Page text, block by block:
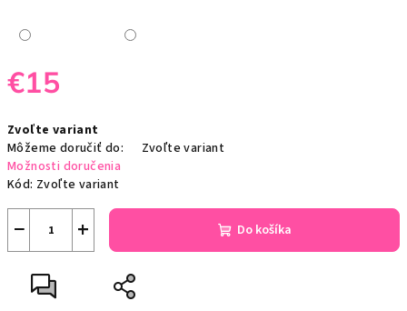
€15
cena:
Zvoľte variant
Môžeme doručiť do:
Zvoľte variant
Možnosti doručenia
Kód: Zvoľte variant
+
− Do košíka